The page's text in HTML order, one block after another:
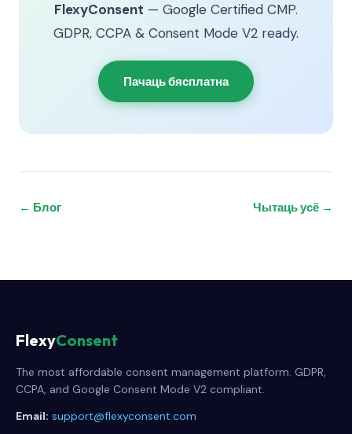
FlexyConsent — Google Certified CMP.
GDPR, CCPA & Consent Mode V2 ready.
Пачаць бясплатна
← Блог Чытаць усё →
FlexyConsent
The most affordable consent management platform. GDPR,
CCPA, and Google Consent Mode V2 compliant.
Email: support@flexyconsent.com